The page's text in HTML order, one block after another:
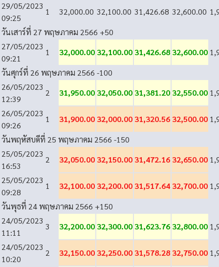
29/05/2023
09:25
1 32,000.00 32,100.00 31,426.68 32,600.00
วันเสาร์ที่ 27 พฤษภาคม 2566 +50
27/05/2023
09:21
1 32,000.00 32,100.00 31,426.68 32,600.00
วันศุกร์ที่ 26 พฤษภาคม 2566 -100
26/05/2023
12:39
2 31,950.00 32,050.00 31,381.20 32,550.00
26/05/2023
09:26
1 31,900.00 32,000.00 31,320.56 32,500.00
วันพฤหัสบดีที่ 25 พฤษภาคม 2566 -150
25/05/2023
16:53
2 32,050.00 32,150.00 31,472.16 32,650.00
25/05/2023
09:28
1 32,100.00 32,200.00 31,517.64 32,700.00
วันพุธที่ 24 พฤษภาคม 2566 +150
24/05/2023
11:11
3 32,200.00 32,300.00 31,623.76 32,800.00
24/05/2023
10:20
2 32,150.00 32,250.00 31,578.28 32,750.00